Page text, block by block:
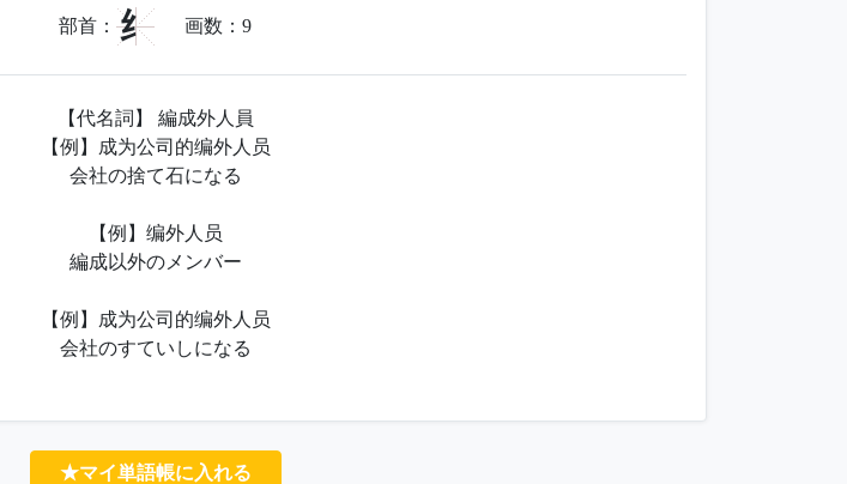
部首： 纟 画数： 9
【代名詞】 編成外人員
【例】成为公司的编外人员
会社の捨て石になる
【例】编外人员
編成以外のメンバー
【例】成为公司的编外人员
会社のすていしになる
★マイ単語帳に入れる